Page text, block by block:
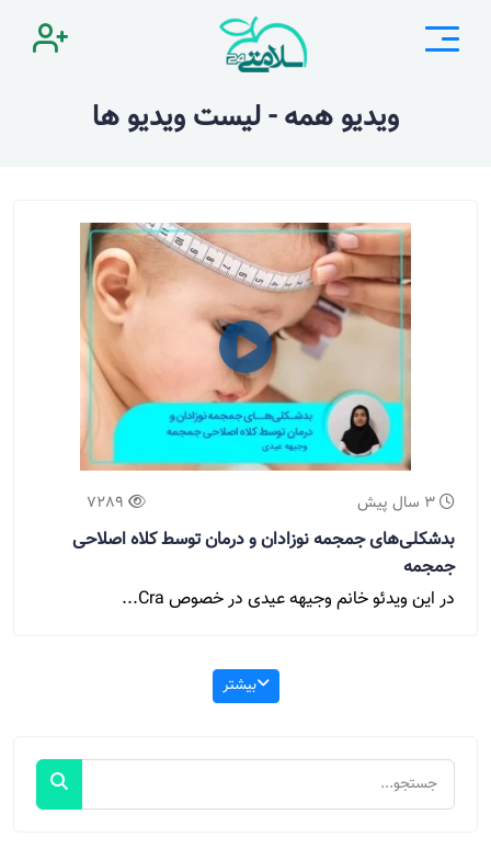
ویدیو همه - لیست ویدیو ها
3 سال پیش 7289
بدشکلی‌های جمجمه نوزادان و درمان توسط کلاه اصلاحی
جمجمه
در این ویدئو خانم وجیهه عیدی در خصوص Cra...
بیشتر